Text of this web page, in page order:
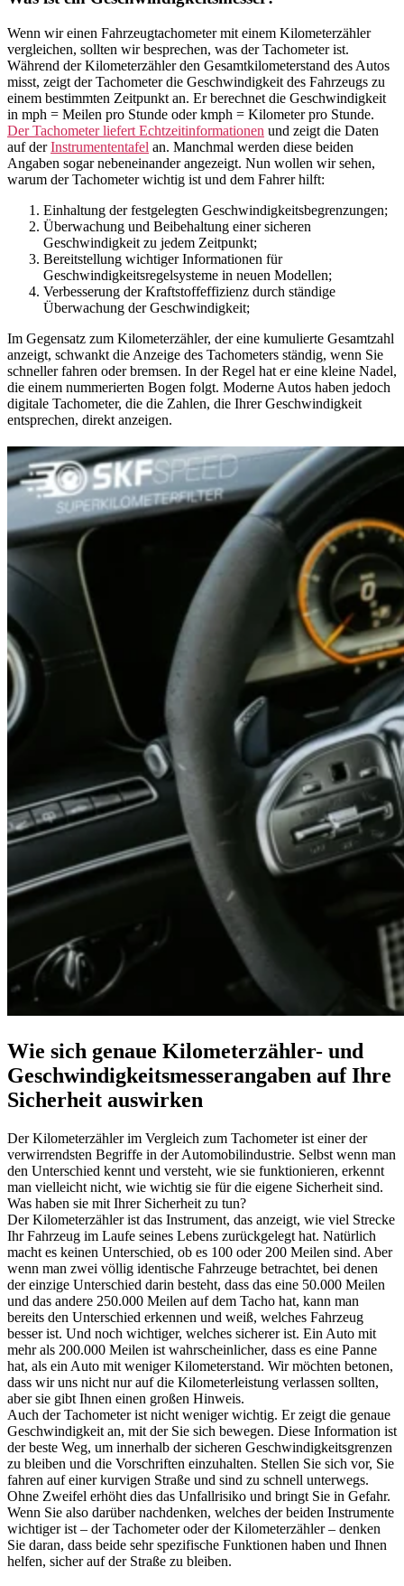
Wenn wir einen Fahrzeugtachometer mit einem Kilometerzähler
vergleichen, sollten wir besprechen, was der Tachometer ist.
Während der Kilometerzähler den Gesamtkilometerstand des Autos
misst, zeigt der Tachometer die Geschwindigkeit des Fahrzeugs zu
einem bestimmten Zeitpunkt an. Er berechnet die Geschwindigkeit
in mph = Meilen pro Stunde oder kmph = Kilometer pro Stunde.
Der Tachometer liefert Echtzeitinformationen und zeigt die Daten
auf derInstrumententafel an. Manchmal werden diese beiden
Angaben sogar nebeneinander angezeigt. Nun wollen wir sehen,
warum der Tachometer wichtig ist und dem Fahrer hilft:
Einhaltung der festgelegten Geschwindigkeitsbegrenzungen;
Überwachung und Beibehaltung einer sicheren
Geschwindigkeit zu jedem Zeitpunkt;
Bereitstellung wichtiger Informationen für
Geschwindigkeitsregelsysteme in neuen Modellen;
Verbesserung der Kraftstoffeffizienz durch ständige
Überwachung der Geschwindigkeit;
Im Gegensatz zum Kilometerzähler, der eine kumulierte Gesamtzahl
anzeigt, schwankt die Anzeige des Tachometers ständig, wenn Sie
schneller fahren oder bremsen. In der Regel hat er eine kleine Nadel,
die einem nummerierten Bogen folgt. Moderne Autos haben jedoch
digitale Tachometer, die die Zahlen, die Ihrer Geschwindigkeit
entsprechen, direkt anzeigen.
Wie sich genaue Kilometerzähler- und
Geschwindigkeitsmesserangaben auf Ihre
Sicherheit auswirken
Der Kilometerzähler im Vergleich zum Tachometer ist einer der
verwirrendsten Begriffe in der Automobilindustrie. Selbst wenn man
den Unterschied kennt und versteht, wie sie funktionieren, erkennt
man vielleicht nicht, wie wichtig sie für die eigene Sicherheit sind.
Was haben sie mit Ihrer Sicherheit zu tun?
Der Kilometerzähler ist das Instrument, das anzeigt, wie viel Strecke
Ihr Fahrzeug im Laufe seines Lebens zurückgelegt hat. Natürlich
macht es keinen Unterschied, ob es 100 oder 200 Meilen sind. Aber
wenn man zwei völlig identische Fahrzeuge betrachtet, bei denen
der einzige Unterschied darin besteht, dass das eine 50.000 Meilen
und das andere 250.000 Meilen auf dem Tacho hat, kann man
bereits den Unterschied erkennen und weiß, welches Fahrzeug
besser ist. Und noch wichtiger, welches sicherer ist. Ein Auto mit
mehr als 200.000 Meilen ist wahrscheinlicher, dass es eine Panne
hat, als ein Auto mit weniger Kilometerstand. Wir möchten betonen,
dass wir uns nicht nur auf die Kilometerleistung verlassen sollten,
aber sie gibt Ihnen einen großen Hinweis.
Auch der Tachometer ist nicht weniger wichtig. Er zeigt die genaue
Geschwindigkeit an, mit der Sie sich bewegen. Diese Information ist
der beste Weg, um innerhalb der sicheren Geschwindigkeitsgrenzen
zu bleiben und die Vorschriften einzuhalten. Stellen Sie sich vor, Sie
fahren auf einer kurvigen Straße und sind zu schnell unterwegs.
Ohne Zweifel erhöht dies das Unfallrisiko und bringt Sie in Gefahr.
Wenn Sie also darüber nachdenken, welches der beiden Instrumente
wichtiger ist – der Tachometer oder der Kilometerzähler – denken
Sie daran, dass beide sehr spezifische Funktionen haben und Ihnen
helfen, sicher auf der Straße zu bleiben.